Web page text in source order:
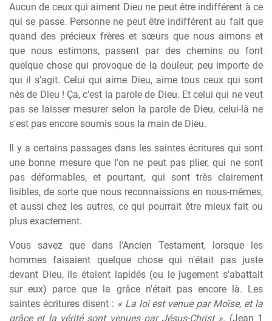
Aucun de ceux qui aiment Dieu ne peut être indifférent à ce
qui se passe. Personne ne peut être indifférent au fait que
quand des précieux frères et sœurs que nous aimons et
que nous estimons, passent par des chemins ou font
quelque chose qui provoque de la douleur, peu importe de
qui il s'agit. Celui qui aime Dieu, aime tous ceux qui sont
nés de Dieu ! Ça, c'est la parole de Dieu. Et celui qui ne veut
pas se laisser mesurer selon la parole de Dieu, celui-là ne
s'est pas encore soumis sous la main de Dieu.
Il y a certains passages dans les saintes écritures qui sont
une bonne mesure que l'on ne peut pas plier, qui ne sont
pas déformables, et pourtant, qui sont très clairement
lisibles, de sorte que nous reconnaissions en nous-mêmes,
et aussi chez les autres, ce qui pourrait être mieux fait ou
plus exactement.
Vous savez que dans l'Ancien Testament, lorsque les
hommes faisaient quelque chose qui n'était pas juste
devant Dieu, ils étaient lapidés (ou le jugement s'abattait
sur eux) parce que la grâce n'était pas encore là. Les
saintes écritures disent : « La loi est venue par Moïse, et la
grâce et la vérité sont venues par Jésus-Christ ». (Jean 1